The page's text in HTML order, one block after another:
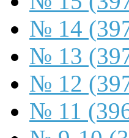
№ 14
№ 13
№ 12
№ 11